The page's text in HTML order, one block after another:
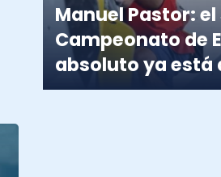
Manuel Pastor:
Campeonato de
absoluto ya está